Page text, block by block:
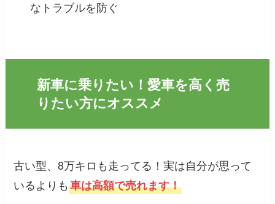
なトラブルを防ぐ
新車に乗りたい！愛車を高く売
りたい方にオススメ
古い型、8万キロも走ってる！実は自分が思って
いるよりも車は高額で売れます！